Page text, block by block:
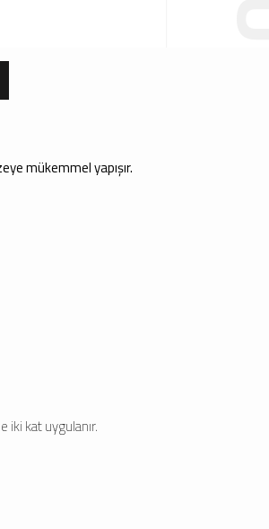
mükemmel yapışır.
iki kat uygulanır.